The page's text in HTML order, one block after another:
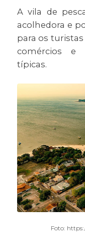
A vila de
acolhedora e
para os
comércios e
típicas.
Foto: